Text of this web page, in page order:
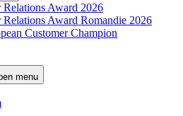
Relations Award 2026
Relations Award Romandie 2026
Customer Champion
menu